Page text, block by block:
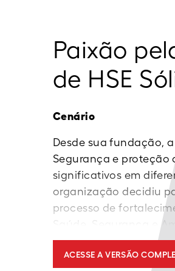
Paixão
de HSE
Cenário
Desde sua fundação,
Segurança e proteção
significativos em
organização decidiu
processo de
Saúde, Segurança e
melhores práticas de
pessoas. A iniciativa
ACESSE A VERSÃO